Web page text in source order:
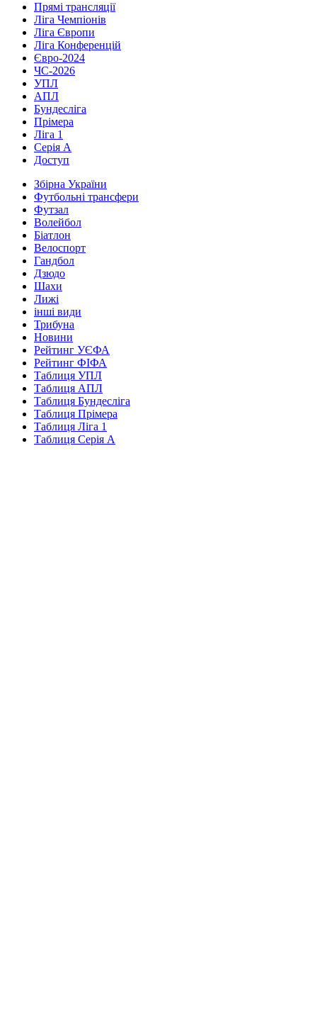
Прямі трансляції
Ліга Чемпіонів
Ліга Європи
Ліга Конференцій
Євро-2024
ЧС-2026
УПЛ
АПЛ
Бундесліга
Прімера
Ліга 1
Серія А
Доступ
Збірна України
Футбольні трансфери
Футзал
Волейбол
Біатлон
Велоспорт
Гандбол
Дзюдо
Шахи
Лижі
інші види
Трибуна
Новини
Рейтинг УЄФА
Рейтинг ФІФА
Таблиця УПЛ
Таблиця АПЛ
Таблиця Бундесліга
Таблиця Прімера
Таблиця Ліга 1
Таблиця Серія А